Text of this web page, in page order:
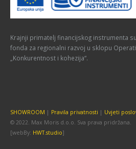
Krajnji primatelj financijskog instrumenta
fonda za regionalni razvoj u sklopu
„Konkurentnost i kohezija“.
SHOWROOM | Pravila privatnosti | Uvjeti
© 2022. Max Moris d.o.o. Sva prava pridržana.
[webBy: HWT.studio]